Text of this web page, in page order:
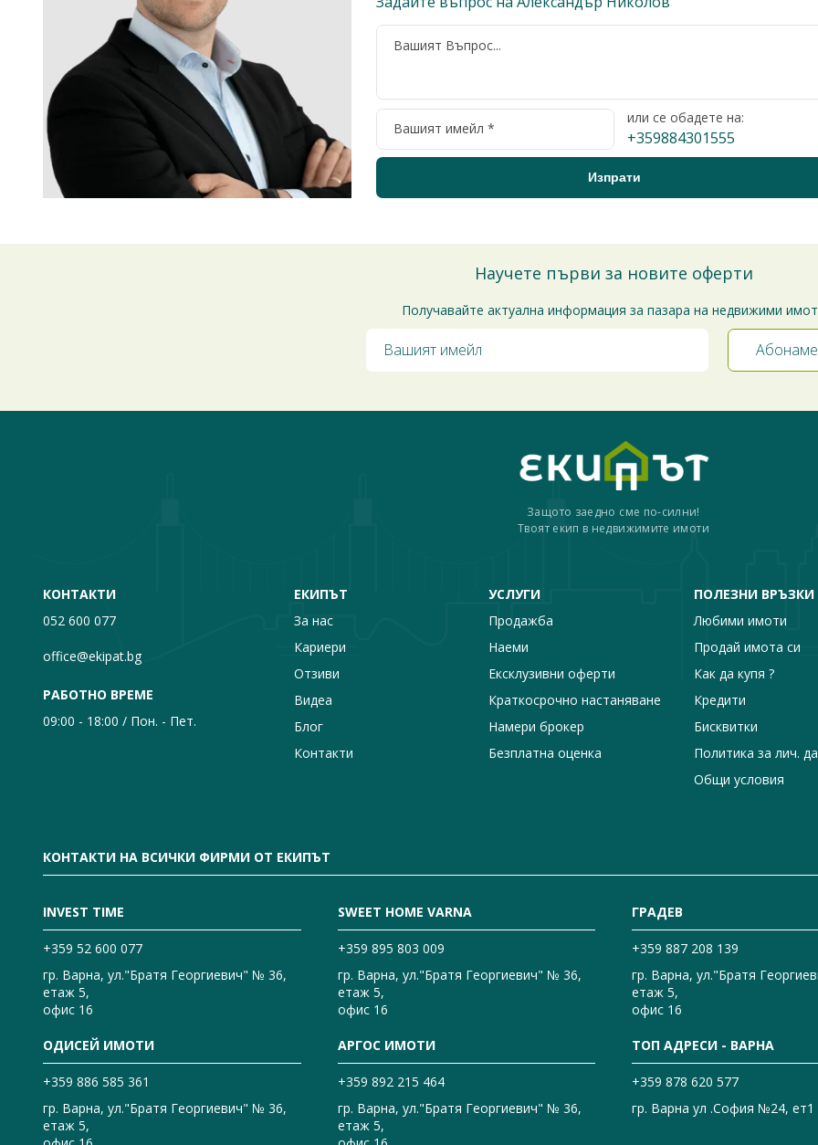
или се обадете на:
+359884301555
Научете първи за новите оферти
Получавайте актуална информация за пазара на недвижими
Защото заедно сме по-силни!
Твоят екип в недвижимите имоти
КОНТАКТИ
052 600 077
office@ekipat.bg
РАБОТНО ВРЕМЕ
09:00 - 18:00 / Пон. - Пет.
ЕКИПЪТ
За нас
Кариери
Отзиви
Видеа
Блог
Контакти
УСЛУГИ
Продажба
Наеми
Ексклузивни оферти
Краткосрочно настаняване
Намери брокер
Безплатна оценка
ПОЛЕЗНИ ВРЪЗКИ
Любими имоти
Продай имота си
Как да купя ?
Кредити
Бисквитки
Политика за лич.
Общи условия
КОНТАКТИ НА ВСИЧКИ ФИРМИ ОТ ЕКИПЪТ
INVEST TIME
+359 52 600 077
гр. Варна, ул."Братя Георгиевич" № 36,
етаж 5,
офис 16
SWEET HOME VARNA
+359 895 803 009
гр. Варна, ул."Братя Георгиевич" № 36,
етаж 5,
офис 16
ГРАДЕВ
+359 887 208 139
гр. Варна, ул."Братя
етаж 5,
офис 16
ОДИСЕЙ ИМОТИ
+359 886 585 361
гр. Варна, ул."Братя Георгиевич" № 36,
етаж 5,
АРГОС ИМОТИ
+359 892 215 464
гр. Варна, ул."Братя Георгиевич" № 36,
етаж 5,
ТОП АДРЕСИ - ВАРНА
+359 878 620 577
гр. Варна ул .София №24, ет1